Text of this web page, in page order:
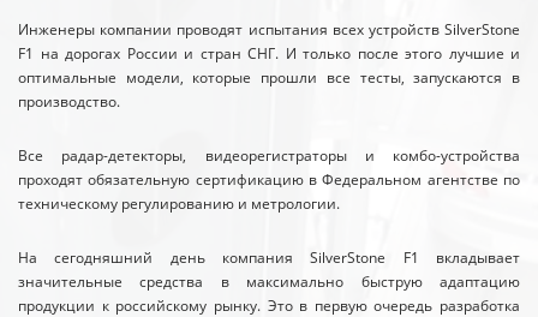
Инженеры компании проводят испытания всех устройств SilverStone
F1 на дорогах России и стран СНГ. И только после этого лучшие и
оптимальные модели, которые прошли все тесты, запускаются в
производство.
Все радар-детекторы, видеорегистраторы и комбо-устройства
проходят обязательную сертификацию в Федеральном агентстве по
техническому регулированию и метрологии.
На сегодняшний день компания SilverStone F1 вкладывает
значительные средства в максимально быструю адаптацию
продукции к российскому рынку. Это в первую очередь разработка